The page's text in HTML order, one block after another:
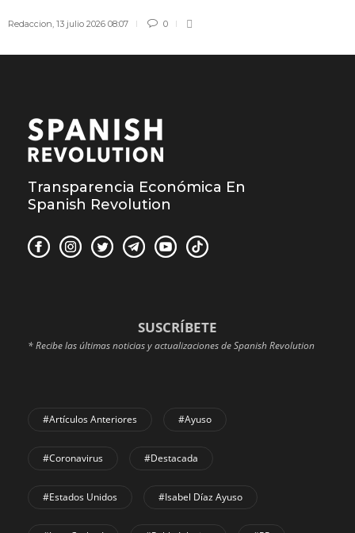
Redaccion, 13 julio 2026 08:07 0
Transparencia Económica En
Spanish Revolution
SUSCRÍBETE
* Recibe las últimas noticias y actualizaciones de Spanish Revolution
#Artículos Anteriores #Ayuso
#coronavirus #Destacada
#Estados Unidos #Isabel Díaz Ayuso